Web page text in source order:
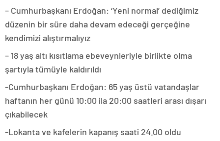
– Cumhurbaşkanı Erdoğan: ‘Yeni normal’ dediğimiz
düzenin bir süre daha devam edeceği gerçeğine
kendimizi alıştırmalıyız
– 18 yaş altı kısıtlama ebeveynleriyle birlikte olma
şartıyla tümüyle kaldırıldı
-Cumhurbaşkanı Erdoğan: 65 yaş üstü vatandaşlar
haftanın her günü 10:00 ila 20:00 saatleri arası dışarı
çıkabilecek
-Lokanta ve kafelerin kapanış saati 24.00 oldu